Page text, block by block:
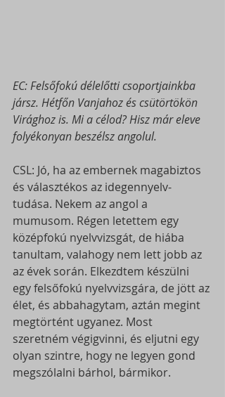
EC: Felsőfokú délelőtti csoportjainkba
jársz. Hétfőn Vanjahoz és csütörtökön
Virághoz is. Mi a célod? Hisz már eleve
folyékonyan beszélsz angolul.
CSL: Jó, ha az embernek magabiztos
és választékos az idegennyelv-
tudása. Nekem az angol a
mumusom. Régen letettem egy
középfokú nyelvvizsgát, de hiába
tanultam, valahogy nem lett jobb az
az évek során. Elkezdtem készülni
egy felsőfokú nyelvvizsgára, de jött az
élet, és abbahagytam, aztán megint
megtörtént ugyanez. Most
szeretném végigvinni, és eljutni egy
olyan szintre, hogy ne legyen gond
megszólalni bárhol, bármikor.